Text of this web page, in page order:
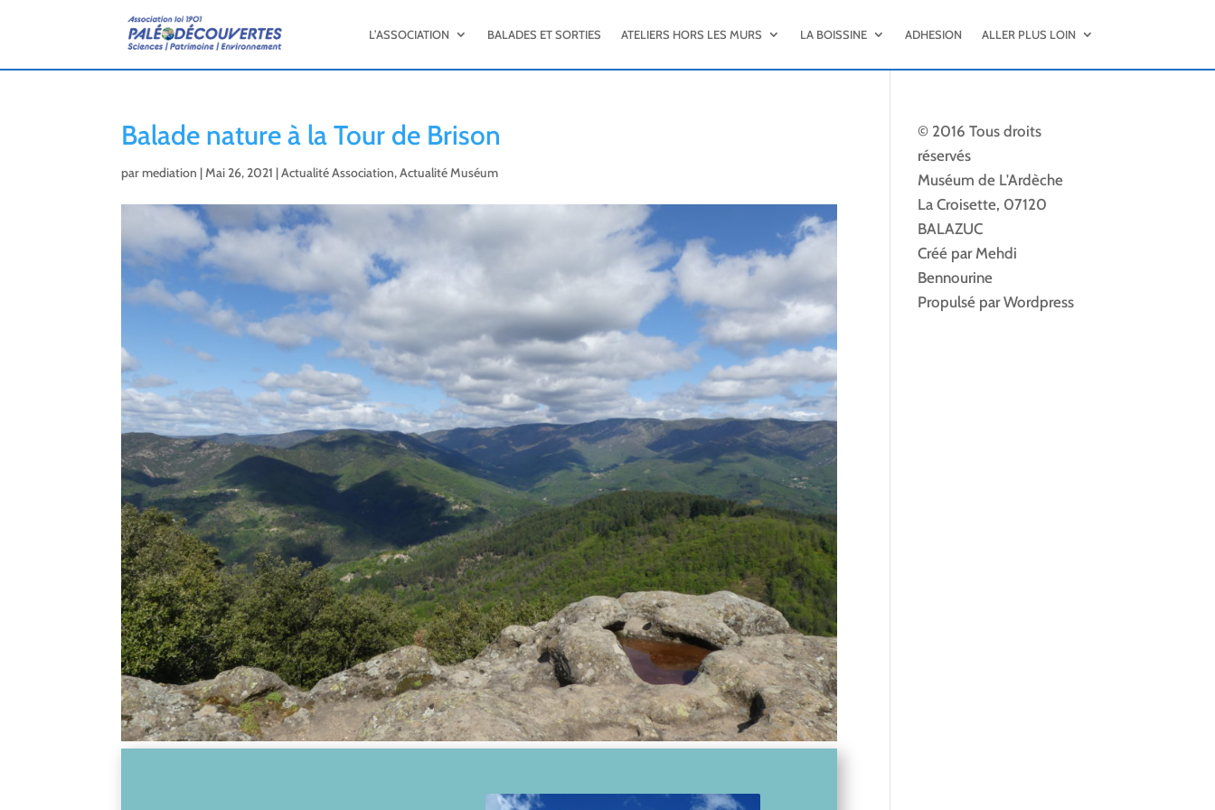
L’ASSOCIATION BALADES ET SORTIES ATELIERS HORS LES MURS LA BOISSINE ADHESION ALLER PLUS LOIN
Balade nature à la Tour de Brison
parmediation |Mai 26, 2021 |Actualité Association,Actualité Muséum
© 2016 Tous droits
réservés
Muséum de L'Ardèche
La Croisette, 07120
BALAZUC
Créé par Mehdi
Bennourine
Propulsé par Wordpress